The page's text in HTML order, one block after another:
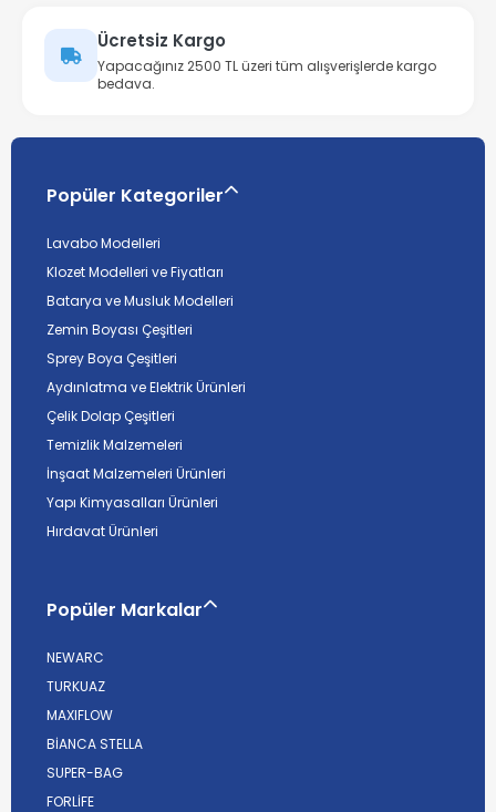
Ücretsiz Kargo
Yapacağınız 2500 TL üzeri tüm alışverişlerde kargo
bedava.
Popüler Kategoriler
Lavabo Modelleri
Klozet Modelleri ve Fiyatları
Batarya ve Musluk Modelleri
Zemin Boyası Çeşitleri
Sprey Boya Çeşitleri
Aydınlatma ve Elektrik Ürünleri
Çelik Dolap Çeşitleri
Temizlik Malzemeleri
İnşaat Malzemeleri Ürünleri
Yapı Kimyasalları Ürünleri
Hırdavat Ürünleri
Popüler Markalar
NEWARC
TURKUAZ
MAXIFLOW
BİANCA STELLA
SUPER-BAG
FORLİFE